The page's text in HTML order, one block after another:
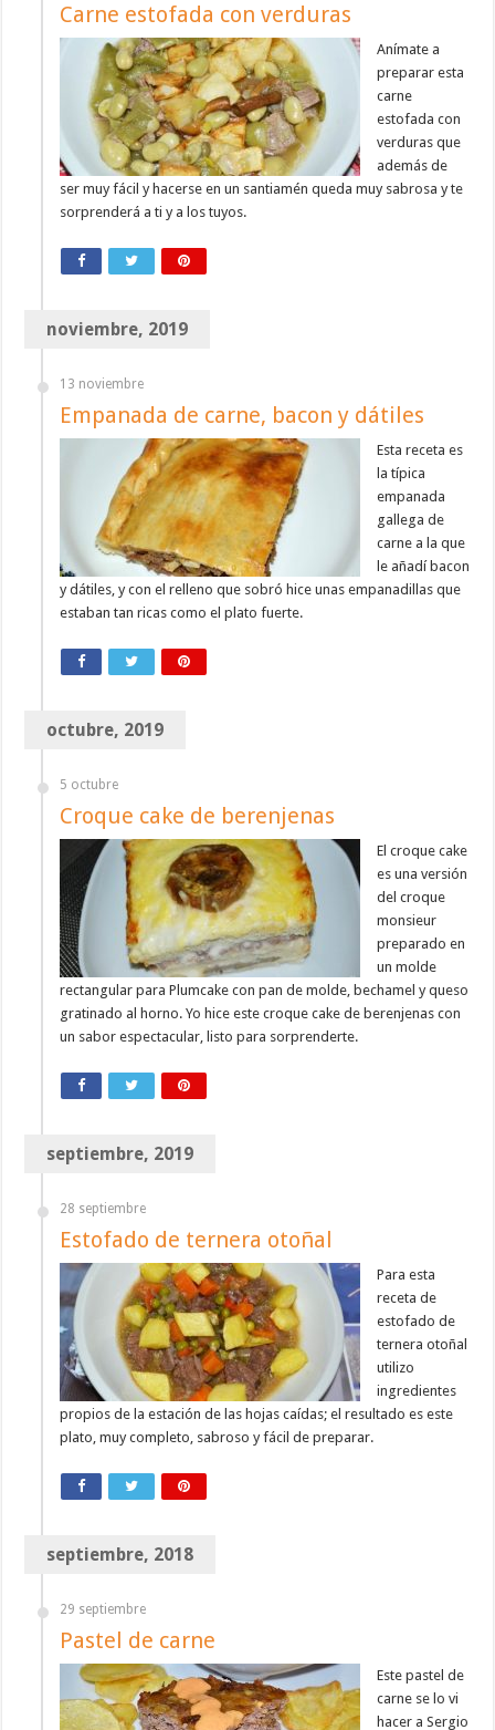
Carne estofada con verduras
Anímate a
preparar esta
carne
estofada con
verduras que
además de
ser muy fácil y hacerse en un santiamén queda muy sabrosa y te
sorprenderá a ti y a los tuyos.
noviembre, 2019
13 noviembre
Empanada de carne, bacon y dátiles
Esta receta es
la típica
empanada
gallega de
carne a la que
le añadí bacon
y dátiles, y con el relleno que sobró hice unas empanadillas que
estaban tan ricas como el plato fuerte.
octubre, 2019
5 octubre
Croque cake de berenjenas
El croque cake
es una versión
del croque
monsieur
preparado en
un molde
rectangular para Plumcake con pan de molde, bechamel y queso
gratinado al horno. Yo hice este croque cake de berenjenas con
un sabor espectacular, listo para sorprenderte.
septiembre, 2019
28 septiembre
Estofado de ternera otoñal
Para esta
receta de
estofado de
ternera otoñal
utilizo
ingredientes
propios de la estación de las hojas caídas; el resultado es este
plato, muy completo, sabroso y fácil de preparar.
septiembre, 2018
29 septiembre
Pastel de carne
Este pastel de
carne se lo vi
hacer a Sergio